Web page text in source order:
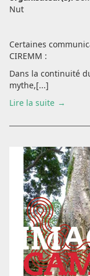
Nut
Certaines
CIREMM :
Dans la continuité
mythe,[...]
Lire la suite